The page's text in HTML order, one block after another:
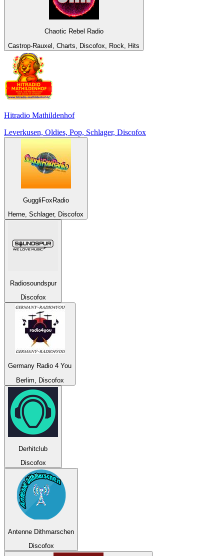
Chaotic Rebel Radio
Castrop-Rauxel, Charts, Discofox, Rock, Hits
Hitradio Mathildenhof
Leverkusen, Oldies, Pop, Schlager, Discofox
GuggliFoxRadio
Herne, Schlager, Discofox
Radiosoundspur
Discofox
Germany Radio 4 You
Berlim, Discofox
Derhitclub
Discofox
Antenne Dithmarschen
Discofox